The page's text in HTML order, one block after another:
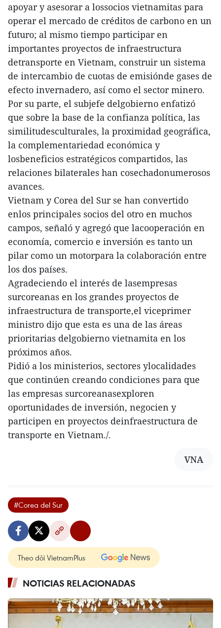
apoyar y asesorar a lossocios vietnamitas para
operar el mercado de créditos de carbono en un
futuro; al mismo tiempo participar en
importantes proyectos de infraestructura
detransporte en Vietnam, construir un sistema
de intercambio de cuotas de emisiónde gases de
efecto invernadero, así como el sector minero.
Por su parte, el subjefe delgobierno enfatizó
que sobre la base de la confianza política, las
similitudesculturales, la proximidad geográfica,
la complementariedad económica y
losbeneficios estratégicos compartidos, las
relaciones bilaterales han cosechadonumerosos
avances.
Vietnam y Corea del Sur se han convertido
enlos principales socios del otro en muchos
campos, señaló y agregó que lacooperación en
economía, comercio e inversión es tanto un
pilar como un motorpara la colaboración entre
los dos países.
Agradeciendo el interés de lasempresas
surcoreanas en los grandes proyectos de
infraestructura de transporte,el viceprimer
ministro dijo que esta es una de las áreas
prioritarias delgobierno vietnamita en los
próximos años.
Pidió a los ministerios, sectores ylocalidades
que continúen creando condiciones para que
las empresas surcoreanasexploren
oportunidades de inversión, negocien y
participen en proyectos deinfraestructura de
transporte en Vietnam./.
VNA
#Corea del Sur
Theo dõi VietnamPlus
NOTICIAS RELACIONADAS